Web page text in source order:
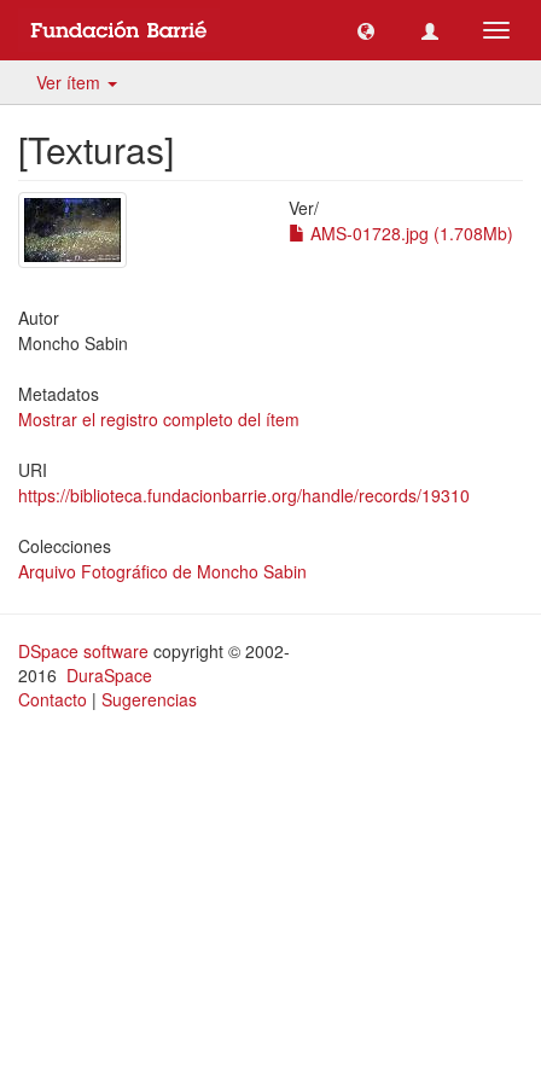
Ver ítem
[Texturas]
Ver/
AMS-01728.jpg (1.708Mb)
Autor
Moncho Sabin
Metadatos
Mostrar el registro completo del ítem
URI
https://biblioteca.fundacionbarrie.org/handle/records/19310
Colecciones
Arquivo Fotográfico de Moncho Sabin
DSpace software copyright © 2002-
2016 DuraSpace
Contacto | Sugerencias